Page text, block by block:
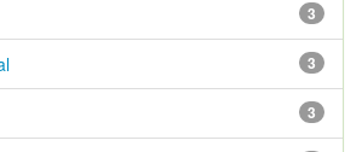
3
3
3